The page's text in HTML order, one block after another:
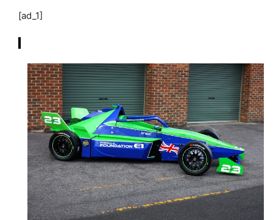
[ad_1]